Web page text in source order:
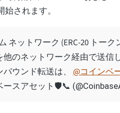
されます。
ネットワーク (ERC-20 トーク
のネットワーク経由で送
ウンド転送は、 @コインベ
ースアセット🛡️📞